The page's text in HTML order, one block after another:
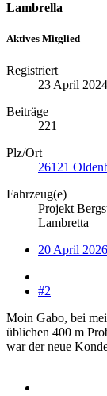
Lambrella
Aktives Mitglied
Registriert
23 April 2024
Beiträge
221
Plz/Ort
26121
Fahrzeug(e)
Projekt
Lambretta
20 April 2026
#2
Moin Gabo, bei
üblichen 400 m
war der neue